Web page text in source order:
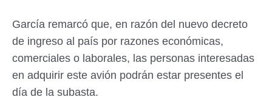
García remarcó que, en razón del nuevo decreto
de ingreso al país por razones económicas,
comerciales o laborales, las personas interesadas
en adquirir este avión podrán estar presentes el
día de la subasta.